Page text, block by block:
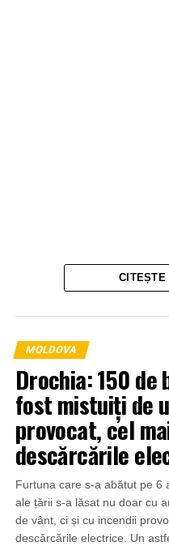
CITEȘTE
MOLDOVA
Drochia: 150 de
fost mistuiți de
provocat, cel
descărcările
Furtuna care s-a abătut pe 6
ale țării s-a lăsat nu doar cu
de vânt, ci și cu incendii
descărcările electrice. Un